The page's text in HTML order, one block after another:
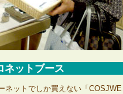
ットブース
ネットでしか買えない「